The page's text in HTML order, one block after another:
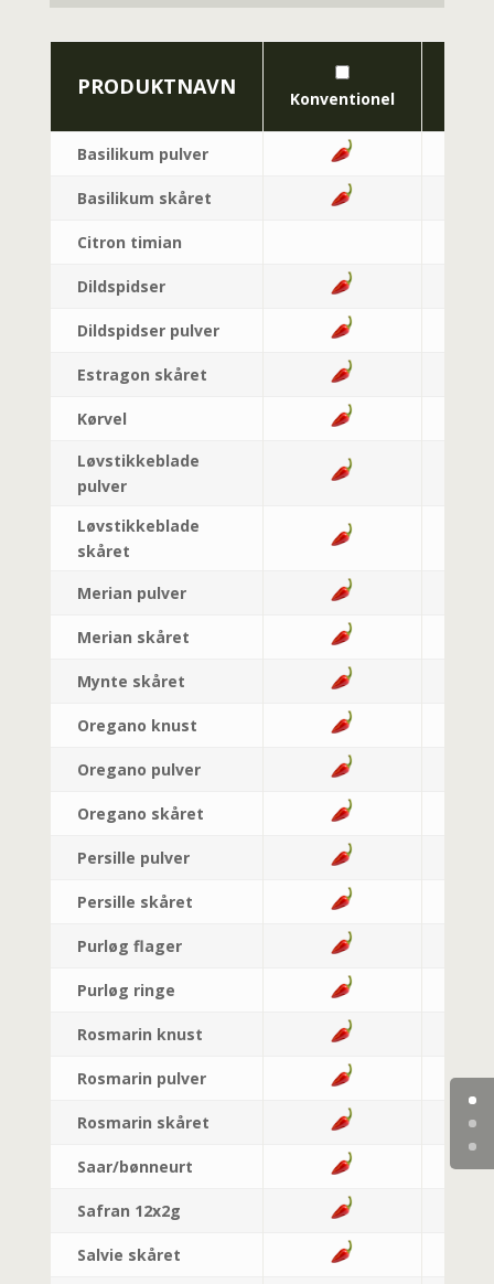
PRODUKTNAVN Konventionel
Basilikum pulver
Basilikum skåret
Citron timian
Dildspidser
Dildspidser pulver
Estragon skåret
Kørvel
Løvstikkeblade
pulver
Løvstikkeblade
skåret
Merian pulver
Merian skåret
Mynte skåret
Oregano knust
Oregano pulver
Oregano skåret
Persille pulver
Persille skåret
Purløg flager
Purløg ringe
Rosmarin knust
Rosmarin pulver
Rosmarin skåret
Saar/bønneurt
Safran 12x2g
Salvie skåret